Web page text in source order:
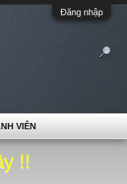
Đăng nhập
!!
VIÊN